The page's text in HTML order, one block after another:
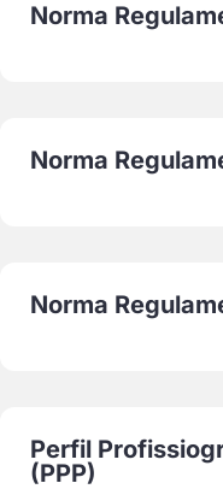
Norma
Norma
Norma
Perfil
(PPP)